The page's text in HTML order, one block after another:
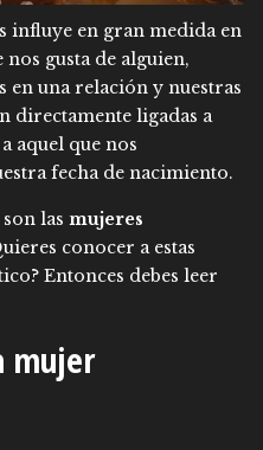
influye en gran medida en
gusta de alguien,
una relación y nuestras
directamente ligadas a
aquel que nos
fecha de nacimiento.
las mujeres
conocer a estas
Entonces debes leer
mujer